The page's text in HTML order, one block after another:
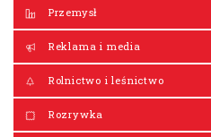
Przemysł
Reklama i media
Rolnictwo i leśnictwo
Rozrywka